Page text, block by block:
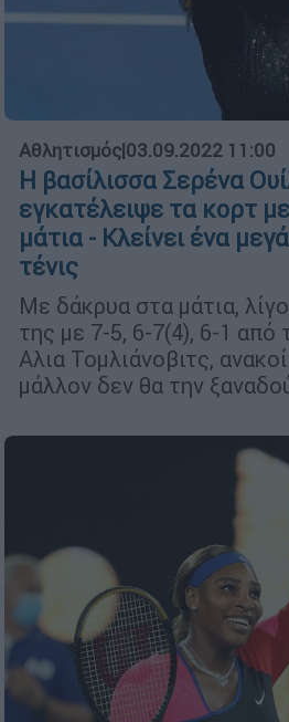
Αθλητισμός|03.09.2022 11:00
Η βασίλισσα Σερένα
εγκατέλειψε τα κορτ
μάτια - Κλείνει ένα
τένις
Με δάκρυα στα μάτια,
της με 7-5, 6-7(4), 6-1 από
Αλια Τομλιάνοβιτς,
μάλλον δεν θα την